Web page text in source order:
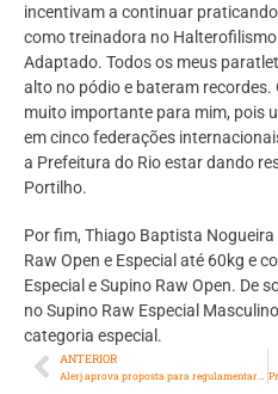
incentivam a continuar
como treinadora no
Adaptado. Todos os meus
alto no pódio e bateram
muito importante para mim, pois
em cinco federações
a Prefeitura do Rio estar dando
Portilho.
Por fim, Thiago Baptista
Raw Open e Especial até 60kg e
Especial e Supino Raw Open. De
no Supino Raw Especial
categoria especial.
ANTERIOR